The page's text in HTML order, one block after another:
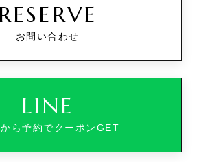
RESERVE
お問い合わせ
LINE
ら予約でクーポンGET